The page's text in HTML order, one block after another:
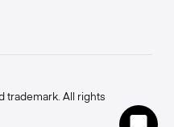
trademark. All rights